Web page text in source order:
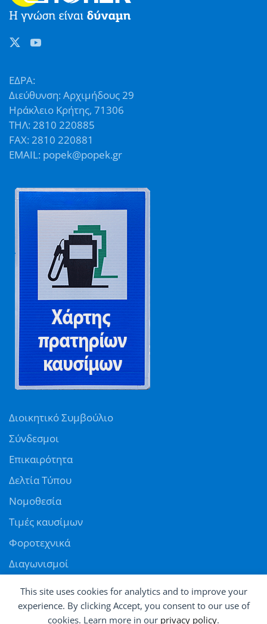
This site uses cookies for analytics and to improve your
experience. By clicking Accept, you consent to our use of
cookies. Learn more in our privacy policy.
ΕΔΡΑ:
Διεύθυνση: Αρχιμήδους 29
Ηράκλειο Κρήτης, 71306
ΤΗΛ: 2810 220885
FAX: 2810 220881
EMAIL: popek@popek.gr
Διοικητικό Συμβούλιο
Σύνδεσμοι
Επικαιρότητα
Δελτία Τύπου
Νομοθεσία
Τιμές καυσίμων
Φοροτεχνικά
Διαγωνισμοί
Αγγελίες
Θέσεις εργασίας